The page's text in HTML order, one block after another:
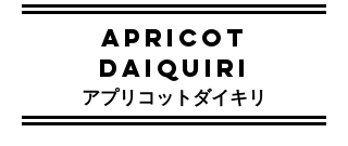
APRICOT
DAIQUIRI
アプリコットダイキリ